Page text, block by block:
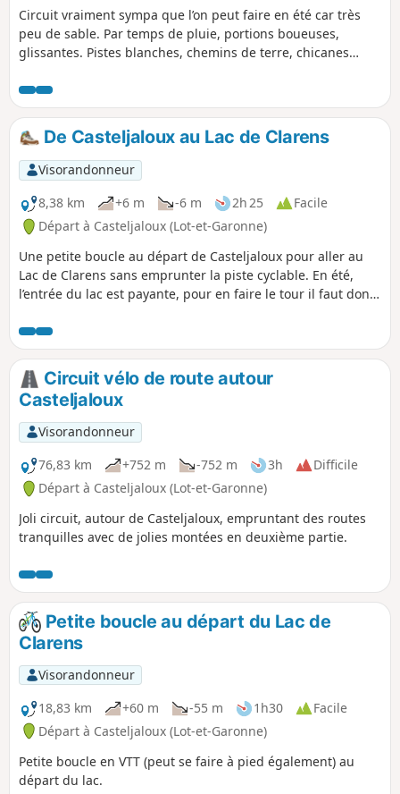
Circuit vraiment sympa que l’on peut faire en été car très
peu de sable. Par temps de pluie, portions boueuses,
glissantes. Pistes blanches, chemins de terre, chicanes
palombières. Ne pas emprunter lors de la chasse à la
palombe en octobre et novembre. Le respect de cette règle
implicite permet de maintenir les chemins ouverts. Respect
mutuel entre chasseurs, cyclistes et randonneurs.
De Casteljaloux au Lac de Clarens
Visorandonneur
8,38 km
+6 m -6 m 2h 25
Facile
Départ à Casteljaloux (Lot-et-Garonne)
Une petite boucle au départ de Casteljaloux pour aller au
Lac de Clarens sans emprunter la piste cyclable. En été,
l’entrée du lac est payante, pour en faire le tour il faut donc
Circuit vélo de route autour
Casteljaloux
Visorandonneur
76,83 km
+752 m -752 m 3h
Difficile
Départ à Casteljaloux (Lot-et-Garonne)
Joli circuit, autour de Casteljaloux, empruntant des routes
tranquilles avec de jolies montées en deuxième partie.
Petite boucle au départ du Lac de
Clarens
Visorandonneur
18,83 km
+60 m -55 m 1h30
Facile
Départ à Casteljaloux (Lot-et-Garonne)
Petite boucle en VTT (peut se faire à pied également) au
départ du lac.